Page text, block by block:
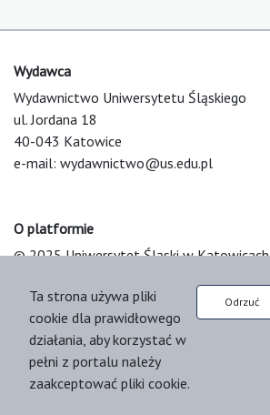
Wydawca
Wydawnictwo Uniwersytetu Śląskiego
ul. Jordana 18
40-043 Katowice
e-mail: wydawnictwo@us.edu.pl
O platformie
© 2025 Uniwersytet Śląski w Katowicach
Platform & Workflow by OJS/PKP
Ta strona używa pliki
cookie dla prawidłowego
działania, aby korzystać w
pełni z portalu należy
zaakceptować pliki cookie.
Odrzuć